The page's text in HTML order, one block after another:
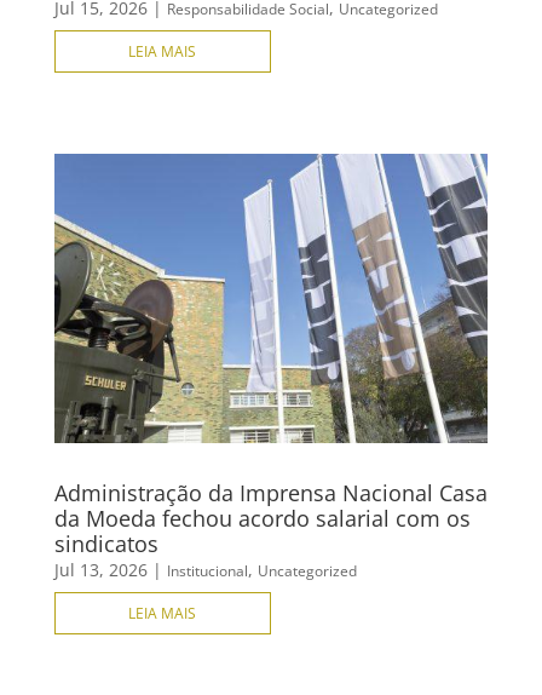
Jul 15, 2026| Responsabilidade Social, Uncategorized
LEIA MAIS
Administração da Imprensa Nacional Casa
da Moeda fechou acordo salarial com os
sindicatos
Jul 13, 2026| Institucional, Uncategorized
LEIA MAIS